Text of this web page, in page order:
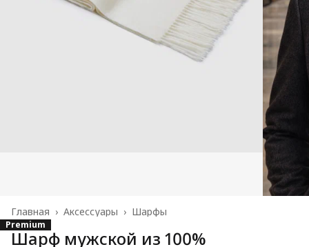
Шарфы
Аксессуары ›
Главная ›
Premium
Шарф мужской из 100%